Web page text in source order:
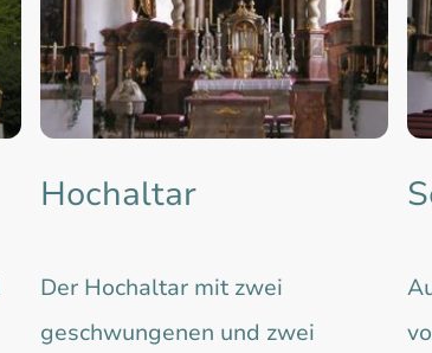
Hochaltar
Der Hochaltar mit zwei
geschwungenen und zwei